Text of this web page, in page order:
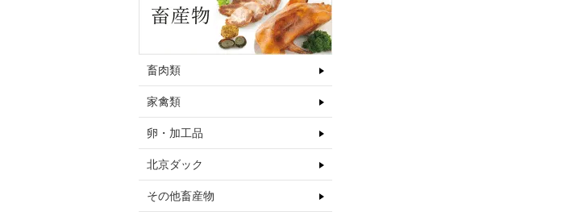
畜肉類
家禽類
卵・加工品
北京ダック
その他畜産物